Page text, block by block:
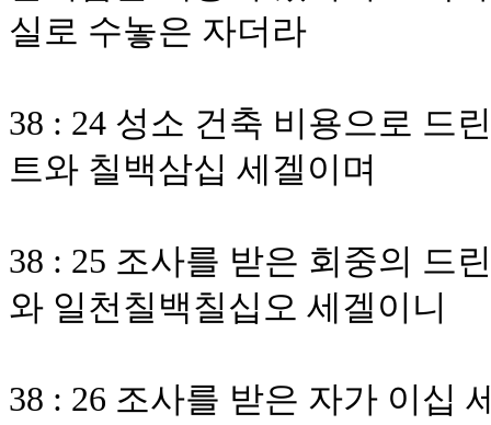
실로 수놓은 자더라
38 : 24 성소 건축 비용으로 드
트와 칠백삼십 세겔이며
38 : 25 조사를 받은 회중의 드
와 일천칠백칠십오 세겔이니
38 : 26 조사를 받은 자가 이십